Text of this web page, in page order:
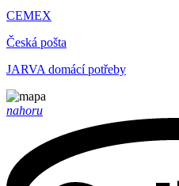
CEMEX
Česká pošta
JARVA domácí potřeby
nahoru